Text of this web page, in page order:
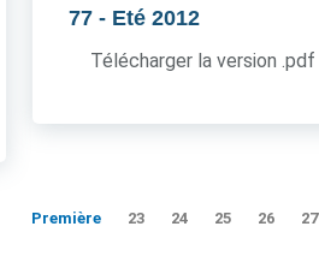
77 - Eté 2012
Télécharger la version .pdf
Première 23 24 25 26 27